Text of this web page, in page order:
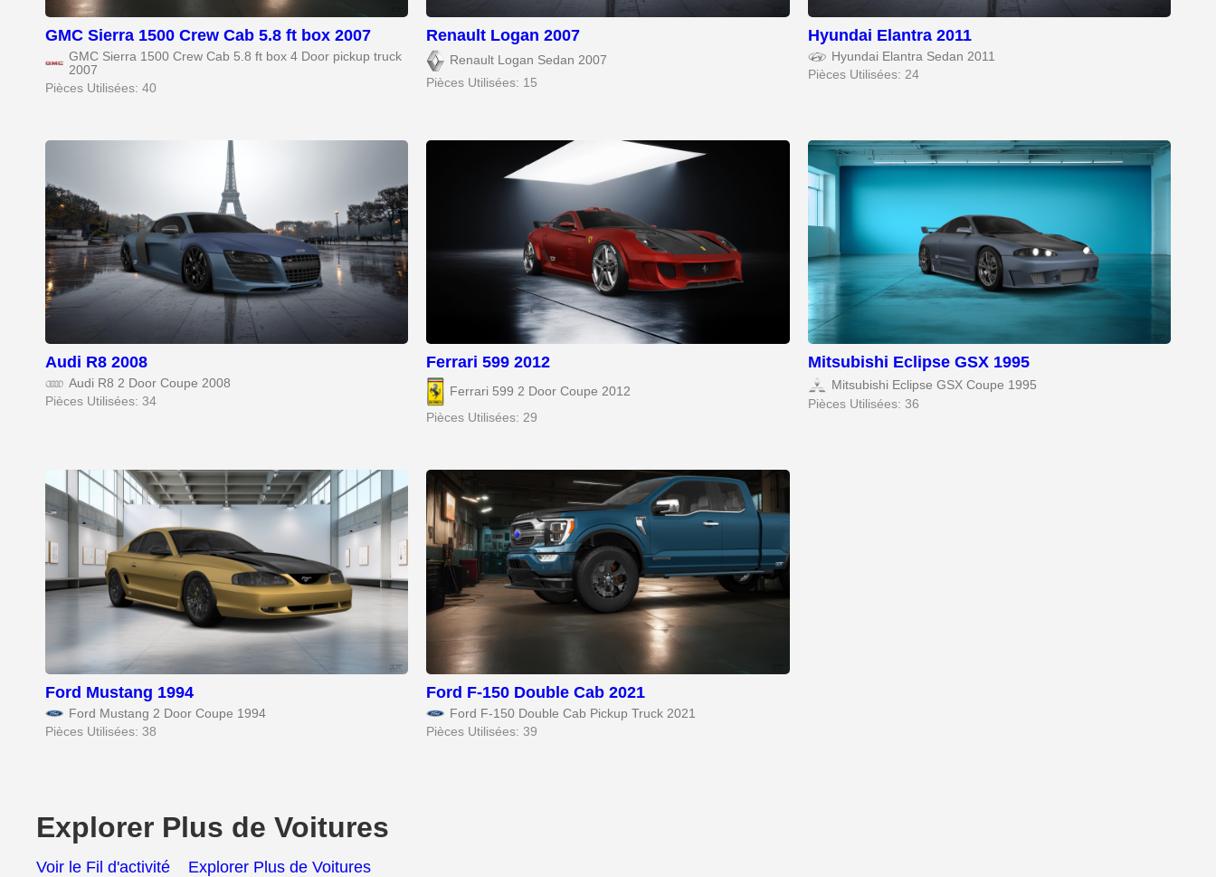
GMC Sierra 1500 Crew Cab 5.8 ft box 2007
GMC Sierra 1500 Crew Cab 5.8 ft box 4 Door pickup truck
2007
Pièces Utilisées: 40
Renault Logan 2007
Renault Logan Sedan 2007
Pièces Utilisées: 15
Hyundai Elantra 2011
Hyundai Elantra Sedan 2011
Pièces Utilisées: 24
Audi R8 2008
Audi R8 2 Door Coupe 2008
Pièces Utilisées: 34
Ferrari 599 2012
Ferrari 599 2 Door Coupe 2012
Pièces Utilisées: 29
Mitsubishi Eclipse GSX 1995
Mitsubishi Eclipse GSX Coupe 1995
Pièces Utilisées: 36
Ford Mustang 1994
Ford Mustang 2 Door Coupe 1994
Pièces Utilisées: 38
Ford F-150 Double Cab 2021
Ford F-150 Double Cab Pickup Truck 2021
Pièces Utilisées: 39
Explorer Plus de Voitures
Voir le Fil d'activité Explorer Plus de Voitures